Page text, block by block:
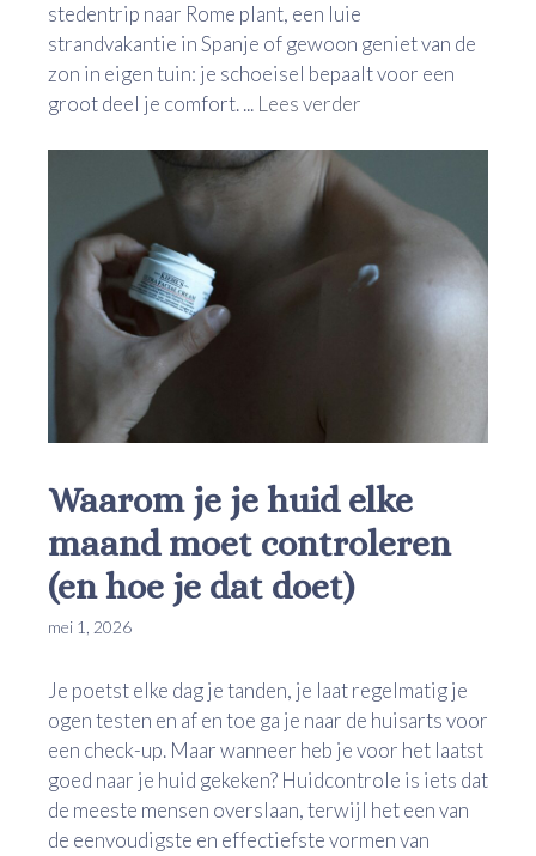
stedentrip naar Rome plant, een luie
strandvakantie in Spanje of gewoon geniet van de
zon in eigen tuin: je schoeisel bepaalt voor een
groot deel je comfort. ... Lees verder
Waarom je je huid elke
maand moet controleren
(en hoe je dat doet)
mei 1, 2026
Je poetst elke dag je tanden, je laat regelmatig je
ogen testen en af en toe ga je naar de huisarts voor
een check-up. Maar wanneer heb je voor het laatst
goed naar je huid gekeken? Huidcontrole is iets dat
de meeste mensen overslaan, terwijl het een van
de eenvoudigste en effectiefste vormen van